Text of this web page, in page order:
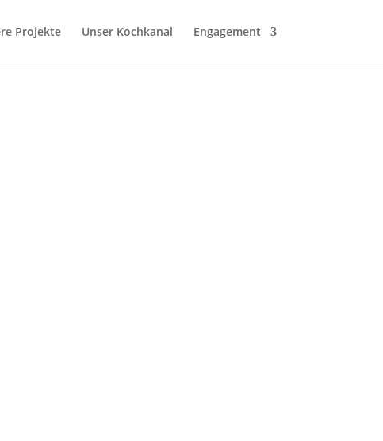
Projekte Unser Kochkanal Engagement